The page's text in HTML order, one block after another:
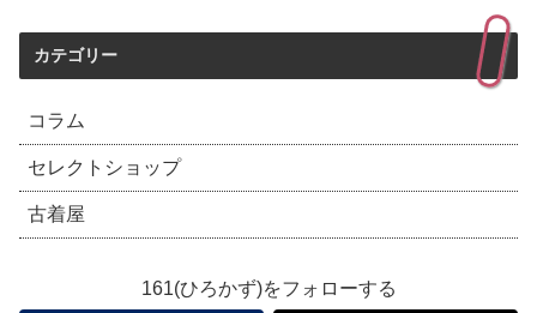
カテゴリー
コラム
セレクトショップ
古着屋
161(ひろかず)をフォローする